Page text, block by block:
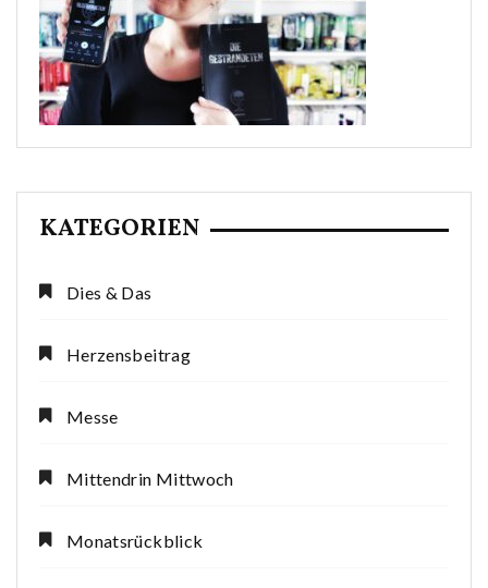
KATEGORIEN
Dies & Das
Herzensbeitrag
Messe
Mittendrin Mittwoch
Monatsrückblick